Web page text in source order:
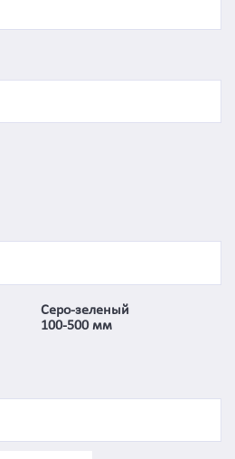
Серо-зеленый
100-500 мм